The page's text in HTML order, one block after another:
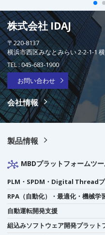
株式会社 IDAJ
〒220-8137
横浜市西区みなとみらい 2-2-1-1
TEL :045-683-1900
お問い合わせ
会社情報
製品情報
MBDプラットフォームツ
PLM・SPDM・Digital Threadプ
RPA（自動化）・最適化・機械学
自動運転開発支援
組込みソフトウェア開発プラット